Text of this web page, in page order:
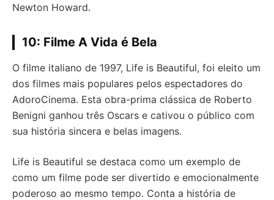
Newton Howard.
10: Filme A Vida é Bela
O filme italiano de 1997, Life is Beautiful, foi eleito um
dos filmes mais populares pelos espectadores do
AdoroCinema. Esta obra-prima clássica de Roberto
Benigni ganhou três Oscars e cativou o público com
sua história sincera e belas imagens.
Life is Beautiful se destaca como um exemplo de
como um filme pode ser divertido e emocionalmente
poderoso ao mesmo tempo. Conta a história de